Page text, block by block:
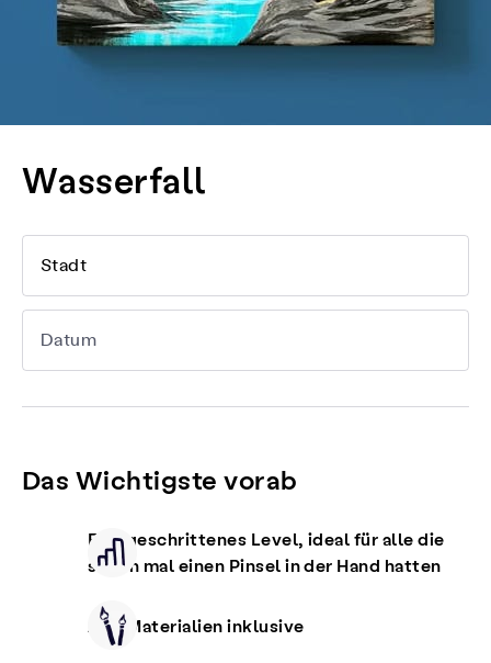
Wasserfall
Stadt
Datum
Das Wichtigste vorab
Fortgeschrittenes Level, ideal für alle die
schon mal einen Pinsel in der Hand hatten
Alle Materialien inklusive